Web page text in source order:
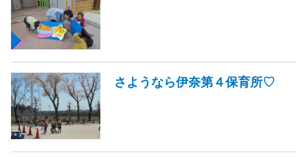
さようなら伊奈第４保育所♡